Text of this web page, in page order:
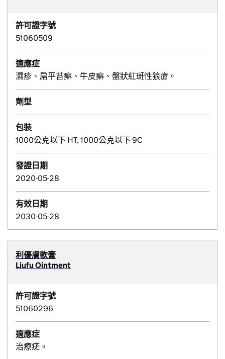
許可證字號
51060509
適應症
濕疹、扁平苔癬、牛皮癬、盤狀紅斑性狼瘡。
劑型
包裝
1000公克以下 HT, 1000公克以下 9C
發證日期
2020-05-28
有效日期
2030-05-28
利優膚軟膏
Liufu Ointment
許可證字號
51060296
適應症
治療疣。